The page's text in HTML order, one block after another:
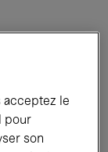
acceptez le
pour
son